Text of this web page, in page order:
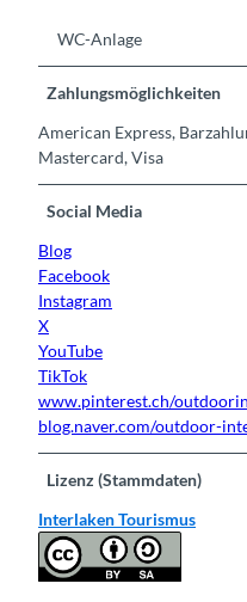
WC-Anlage
Zahlungsmöglichkeiten
American Express,
Mastercard, Visa
Social Media
Blog
Facebook
Instagram
X
YouTube
TikTok
www.pinterest.ch/
blog.naver.com/outdoor-
Lizenz (Stammdaten)
Interlaken Tourismus